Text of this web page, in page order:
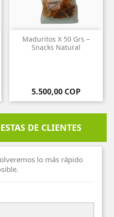
Maduritos X 50 Grs –
Snacks Natural
Precio
5.500,00 COP
DE CLIENTES
lo más rápido